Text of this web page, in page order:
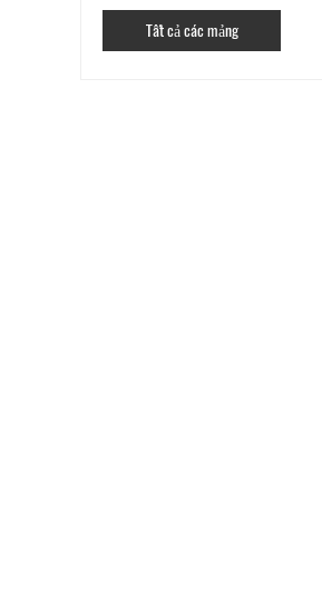
Tất cả các mảng